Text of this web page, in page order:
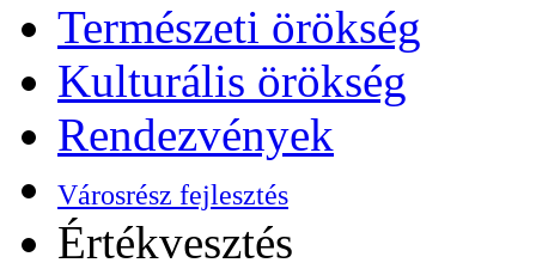
Természeti örökség
Kulturális örökség
Rendezvények
Városrész fejlesztés
Értékvesztés